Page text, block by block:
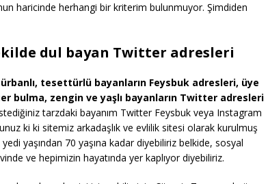
haricinde herhangi bir kriterim bulunmuyor. Şimdiden
dul bayan Twitter adresleri
tesettürlü bayanların Feysbuk adresleri, üye
bulma, zengin ve yaşlı bayanların Twitter adresleri
tarzdaki bayanım Twitter Feysbuk veya Instagram
ki ki sitemiz arkadaşlık ve evlilik sitesi olarak kurulmuş
yaşından 70 yaşına kadar diyebiliriz belkide, sosyal
ve hepimizin hayatında yer kaplıyor diyebiliriz.